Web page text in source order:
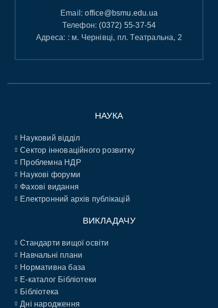
Email:office@bsmu.edu.ua
Телефон: (0372) 55-37-54
Адреса: : м. Чернівці, пл. Театральна, 2
НАУКА
Науковий відділ
Сектор інноваційного розвитку
Проблемна НДР
Наукові форуми
Фахові видання
Електронний архів публікацій
ВИКЛАДАЧУ
Стандарти вищої освіти
Навчальні плани
Нормативна база
E-каталог Бібліотеки
Бібліотека
Дні народження